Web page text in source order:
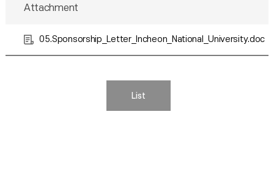
Attachment
05.Sponsorship_Letter_Incheon_National_University.doc
List